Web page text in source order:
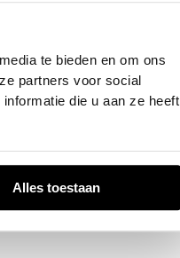
te bieden en om ons
partners voor social
die u aan ze heeft
Alles toestaan
for more information).